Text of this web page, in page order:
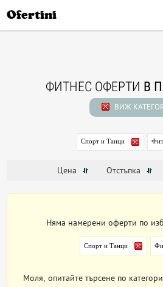
Ofertini
ФИТНЕС ОФЕРТИ В
ВИЖ
Спорт и Танци
Цена Отстъпка
Няма намерени оферти по
Спорт и Танци
Моля, опитайте търсене по